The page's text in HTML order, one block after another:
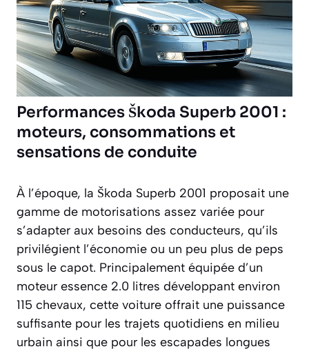
Performances Škoda Superb 2001 :
moteurs, consommations et
sensations de conduite
À l’époque, la Škoda Superb 2001 proposait une
gamme de motorisations assez variée pour
s’adapter aux besoins des conducteurs, qu’ils
privilégient l’économie ou un peu plus de peps
sous le capot. Principalement équipée d’un
moteur essence 2.0 litres développant environ
115 chevaux, cette voiture offrait une puissance
suffisante pour les trajets quotidiens en milieu
urbain ainsi que pour les escapades longues